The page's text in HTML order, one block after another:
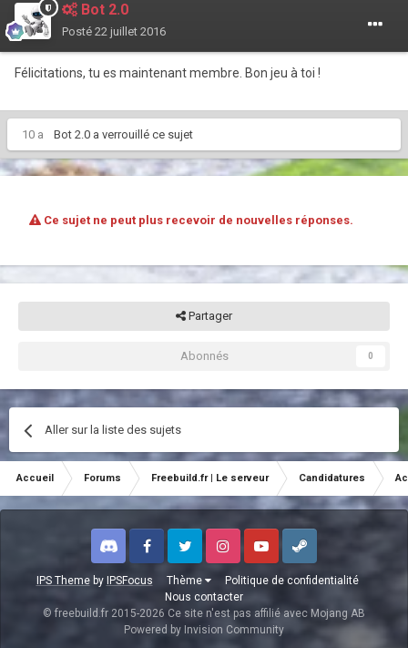
Bot 2.0
Posté 22 juillet 2016
Félicitations, tu es maintenant membre. Bon jeu à toi !
10 a Bot 2.0 a verrouillé ce sujet
Ce sujet ne peut plus recevoir de nouvelles réponses.
Partager
Abonnés 0
Aller sur la liste des sujets
Accueil Forums Freebuild.fr | Le serveur Candidatures
IPS Themeby IPSFocus Thème
Politique de confidentialité
Nous contacter
Discord FacebookTwitter InstagramYoutubeSteam
© freebuild.fr 2015-2026 Ce site n'est pas affilié avec Mojang AB
Powered by Invision Community